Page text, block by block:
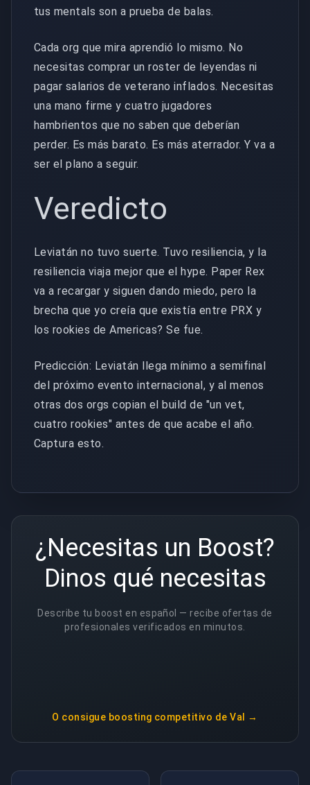
tus mentals son a prueba de balas.
Cada org que mira aprendió lo mismo. No
necesitas comprar un roster de leyendas ni
pagar salarios de veterano inflados. Necesitas
una mano firme y cuatro jugadores
hambrientos que no saben que deberían
perder. Es más barato. Es más aterrador. Y va a
ser el plano a seguir.
Veredicto
Leviatán no tuvo suerte. Tuvo resiliencia, y la
resiliencia viaja mejor que el hype. Paper Rex
va a recargar y siguen dando miedo, pero la
brecha que yo creía que existía entre PRX y
los rookies de Americas? Se fue.
Predicción: Leviatán llega mínimo a semifinal
del próximo evento internacional, y al menos
otras dos orgs copian el build de "un vet,
cuatro rookies" antes de que acabe el año.
Captura esto.
¿Necesitas un Boost?
Dinos qué necesitas
Describe tu boost en español — recibe ofertas de
profesionales verificados en minutos.
O consigue boosting competitivo de Val →